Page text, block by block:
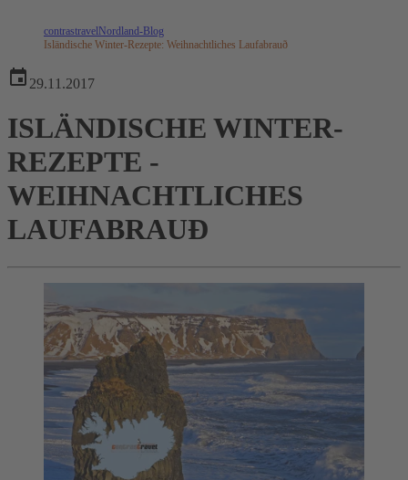
contrastravelNordland-Blog
Isländische Winter-Rezepte: Weihnachtliches Laufabrauð
29.11.2017
ISLÄNDISCHE WINTER-
REZEPTE -
WEIHNACHTLICHES
LAUFABRAUÐ